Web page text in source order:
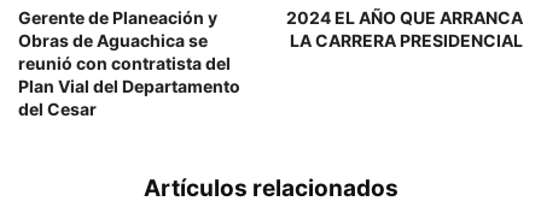
Gerente de Planeación y
Obras de Aguachica se
reunió con contratista del
Plan Vial del Departamento
del Cesar
2024 EL AÑO QUE ARRANCA
LA CARRERA PRESIDENCIAL
Artículos relacionados